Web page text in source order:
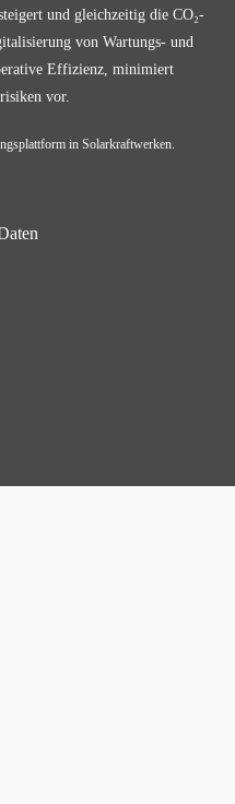
und gleichzeitig die CO₂-
von Wartungs- und
Effizienz, minimiert
vor.
in Solarkraftwerken.